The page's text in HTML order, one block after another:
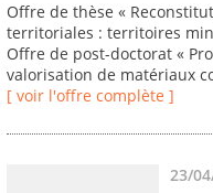
Offre de thèse «
territoriales : territoires
Offre de post-doctorat «
valorisation de matériaux
[ voir l'offre complète ]
23/